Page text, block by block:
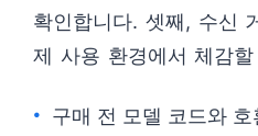
확인합니다. 셋째, 수신
제 사용 환경에서 체감
구매 전 모델 코드와